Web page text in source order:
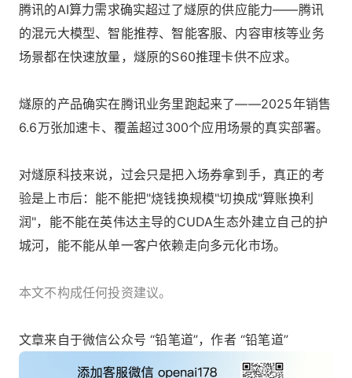
腾讯的AI算力需求确实超过了燧原的供应能力——腾讯
的混元大模型、智能推荐、智能客服、内容审核等业务
场景都在快速放量，燧原的S60推理卡供不应求。
燧原的产品确实在腾讯业务里跑起来了——2025年销售
6.6万张加速卡、覆盖超过300个应用场景的真实部署。
对燧原科技来说，过会只是把入场券拿到手，真正的考
验是上市后：能不能把"烧钱换规模"切换成"算账换利
润"，能不能在英伟达主导的CUDA生态外建立自己的护
城河，能不能从单一客户依赖走向多元化市场。
本文不构成任何投资建议。
文章来自于微信公众号 “铅笔道”，作者 “铅笔道”